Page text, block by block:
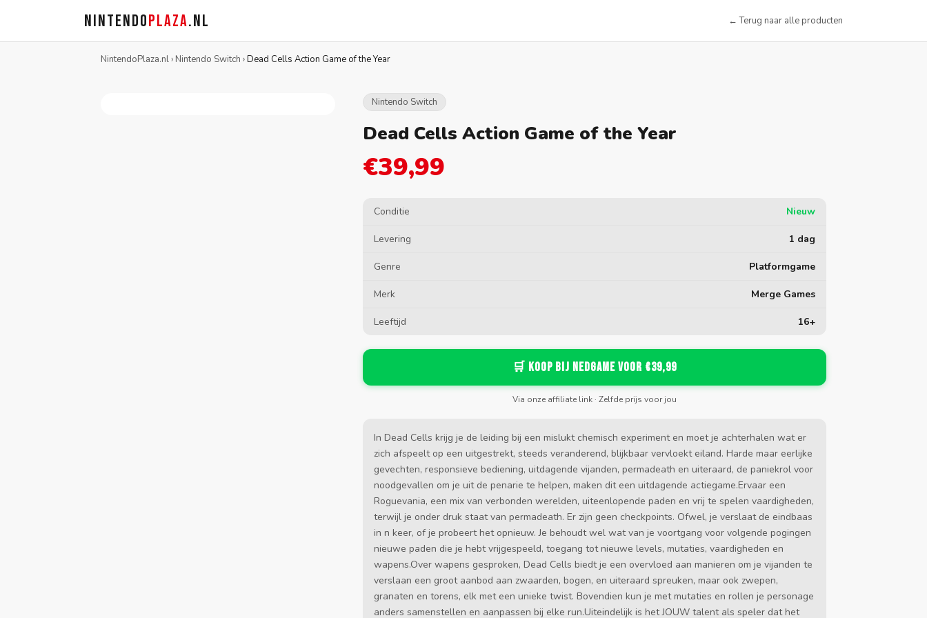
NINTENDOPLAZA.NL ← Terug naar alle producten
NintendoPlaza.nl› Nintendo Switch ›Dead Cells Action Game of the Year
Nintendo Switch
Dead Cells Action Game of the Year
€39,99
Conditie Nieuw
Levering 1 dag
Genre Platformgame
Merk Merge Games
Leeftijd 16+
🛒 Koop bij Nedgame voor €39,99
Via onze affiliate link · Zelfde prijs voor jou
In Dead Cells krijg je de leiding bij een mislukt chemisch experiment en moet je achterhalen wat er
zich afspeelt op een uitgestrekt, steeds veranderend, blijkbaar vervloekt eiland. Harde maar eerlijke
gevechten, responsieve bediening, uitdagende vijanden, permadeath en uiteraard, de paniekrol voor
noodgevallen om je uit de penarie te helpen, maken dit een uitdagende actiegame.Ervaar een
Roguevania, een mix van verbonden werelden, uiteenlopende paden en vrij te spelen vaardigheden,
terwijl je onder druk staat van permadeath. Er zijn geen checkpoints. Ofwel, je verslaat de eindbaas
in n keer, of je probeert het opnieuw. Je behoudt wel wat van je voortgang voor volgende pogingen
nieuwe paden die je hebt vrijgespeeld, toegang tot nieuwe levels, mutaties, vaardigheden en
wapens.Over wapens gesproken, Dead Cells biedt je een overvloed aan manieren om je vijanden te
verslaan een groot aanbod aan zwaarden, bogen, en uiteraard spreuken, maar ook zwepen,
granaten en torens, elk met een unieke twist. Bovendien kun je met mutaties en rollen je personage
anders samenstellen en aanpassen bij elke run.Uiteindelijk is het JOUW talent als speler dat het